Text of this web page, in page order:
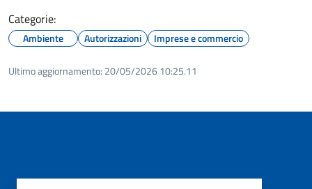
Categorie:
Ambiente Autorizzazioni Imprese e commercio
Ultimo aggiornamento: 20/05/2026 10:25.11